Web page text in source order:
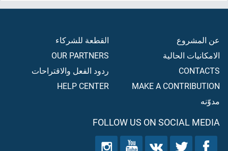
عن المشروع
الامكانيات الحالية
CONTACTS
MAKE A CONTRIBUTION
مدوّنه
القطعة للشركاء
OUR PARTNERS
ردود الفعل والاقتراحات
HELP CENTER
FOLLOW US ON SOCIAL MEDIA